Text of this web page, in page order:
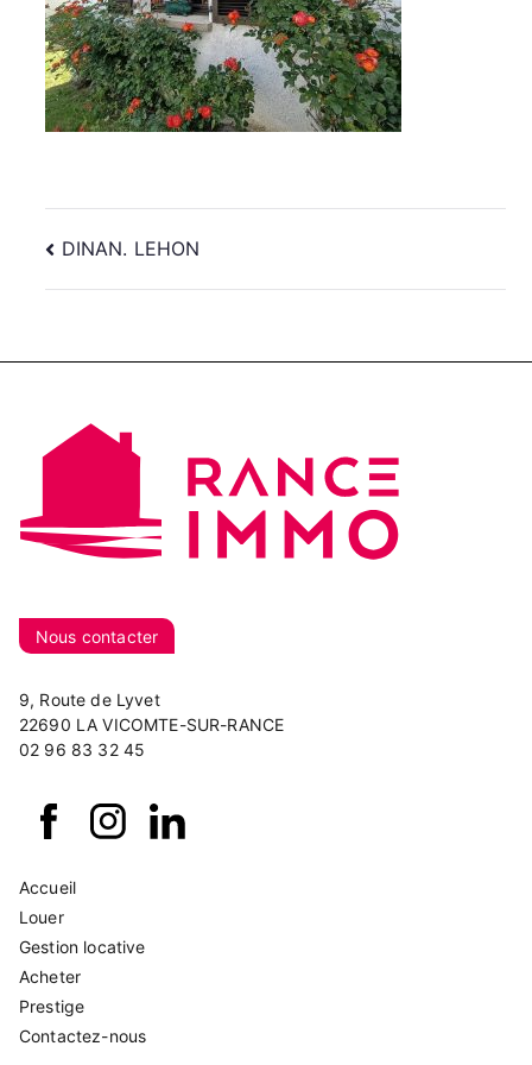
Navigation
de
l’article
DINAN. LEHON
Nous contacter
9, Route de Lyvet
22690 LA VICOMTE-SUR-RANCE
02 96 83 32 45
Accueil
Louer
Gestion locative
Acheter
Prestige
Contactez-nous